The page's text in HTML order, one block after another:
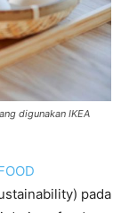
digunakan IKEA
pada